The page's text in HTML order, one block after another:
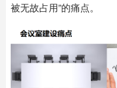
被无故占用”的痛点。